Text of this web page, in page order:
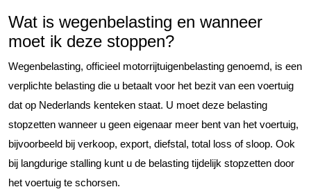
Wat is wegenbelasting en wanneer
moet ik deze stoppen?
Wegenbelasting, officieel motorrijtuigenbelasting genoemd, is een
verplichte belasting die u betaalt voor het bezit van een voertuig
dat op Nederlands kenteken staat. U moet deze belasting
stopzetten wanneer u geen eigenaar meer bent van het voertuig,
bijvoorbeeld bij verkoop, export, diefstal, total loss of sloop. Ook
bij langdurige stalling kunt u de belasting tijdelijk stopzetten door
het voertuig te schorsen.